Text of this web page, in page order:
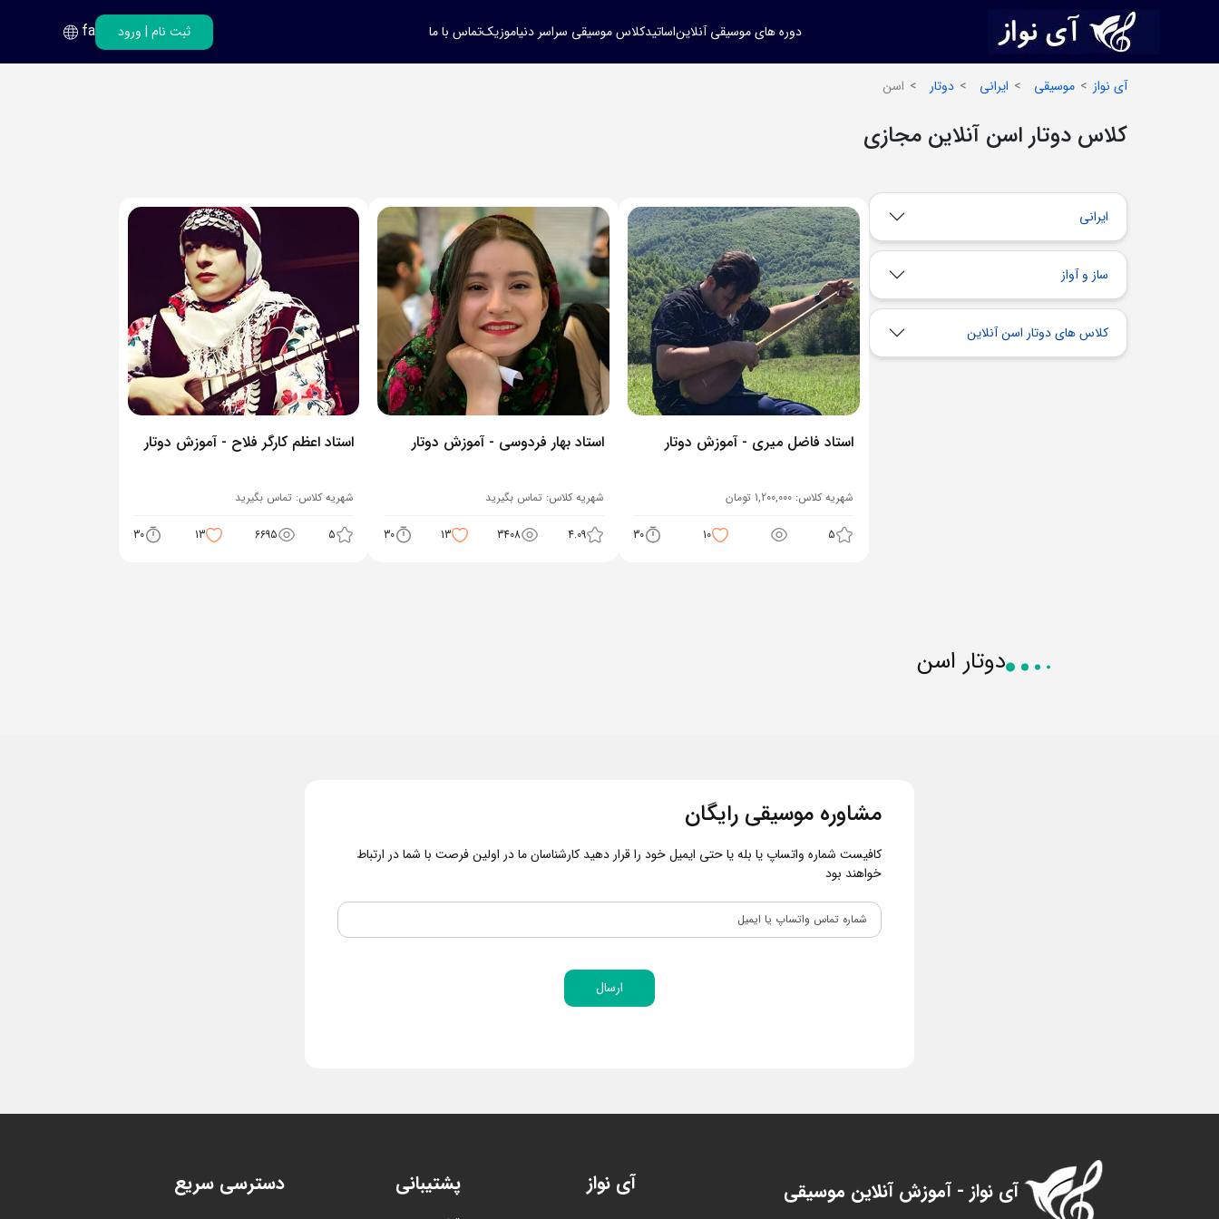
دوره های موسیقی آنلایناساتیدکلاس موسیقی سراسر دنیاموزیکتماس با ما ثبت نام | ورود
فارسی
انگلیسی
fa
آی نواز موسیقی ایرانی دوتار اسن
کلاس دوتار اسن آنلاین مجازی
ایرانی
ساز و آواز
کلاس های دوتار اسن آنلاین
استاد فاضل میری - آموزش دوتار
شهریه کلاس: 1,200,000 تومان
5
10
30
استاد بهار فردوسی - آموزش دوتار
شهریه کلاس:تماس بگیرید
4.09
3408
13
30
استاد اعظم کارگر فلاح - آموزش دوتار
شهریه کلاس: تماس بگیرید
5
6695
13
30
دوتار اسن
مشاوره موسیقی رایگان
کافیست شماره واتساپ یا بله یا حتی ایمیل خود را قرار دهید کارشناسان ما در اولین فرصت با شما در ارتباط
خواهند بود
ارسال
آی نواز - آموزش آنلاین موسیقی آی نواز پشتیبانی دسترسی سریع